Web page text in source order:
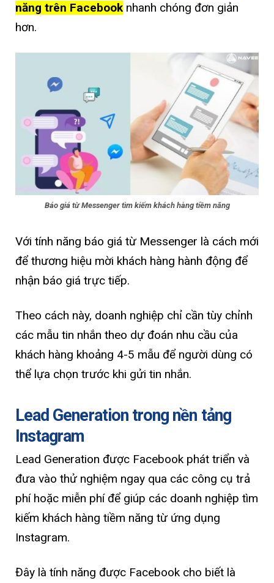
năng trên Facebooknhanh chóng đơn giản
hơn.
Báo giá từ Messenger tìm kiếm khách hàng tiềm năng
Với tính năng báo giá từ Messenger là cách mới
để thương hiệu mời khách hàng hành động để
nhận báo giá trực tiếp.
Theo cách này, doanh nghiệp chỉ cần tùy chỉnh
các mẫu tin nhắn theo dự đoán nhu cầu của
khách hàng khoảng 4-5 mẫu để người dùng có
thể lựa chọn trước khi gửi tin nhắn.
Lead Generation trong nền tảng
Instagram
Lead Generation được Facebook phát triển và
đưa vào thử nghiệm ngay qua các công cụ trả
phí hoặc miễn phí để giúp các doanh nghiệp tìm
kiếm khách hàng tiềm năng từ ứng dụng
Instagram.
Đây là tính năng được Facebook cho biết là